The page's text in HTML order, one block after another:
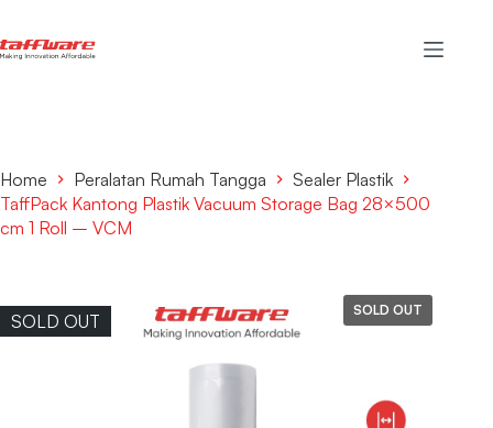
Home Peralatan Rumah Tangga
Sealer Plastik
TaffPack Kantong Plastik Vacuum Storage Bag 28×500
cm 1 Roll – VCM
SOLD OUT
SOLD OUT